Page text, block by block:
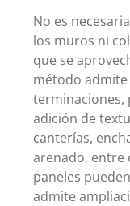
No es
los muros ni
que se
método
terminaciones,
adición de
canterías,
arenado, entre
paneles
admite